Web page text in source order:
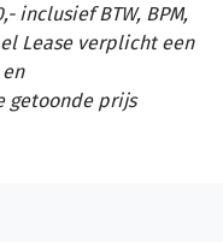
inclusief BTW, BPM,
Lease verplicht een
getoonde prijs